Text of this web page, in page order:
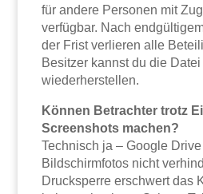
für andere Personen mit
verfügbar. Nach
der Frist verlieren alle
Besitzer kannst du die
wiederherstellen.
Können Betrachter trotz
Screenshots machen?
Technisch ja – Google
Bildschirmfotos nicht
Drucksperre erschwert das